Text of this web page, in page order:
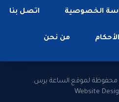
الخصوصية اتصل بنا
من نحن
Website